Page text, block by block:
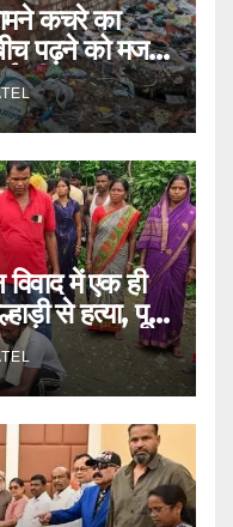
कचरे का
पढ़ने को मजबूर
की मांग
विवाद में एक ही
से हत्या, पूरे